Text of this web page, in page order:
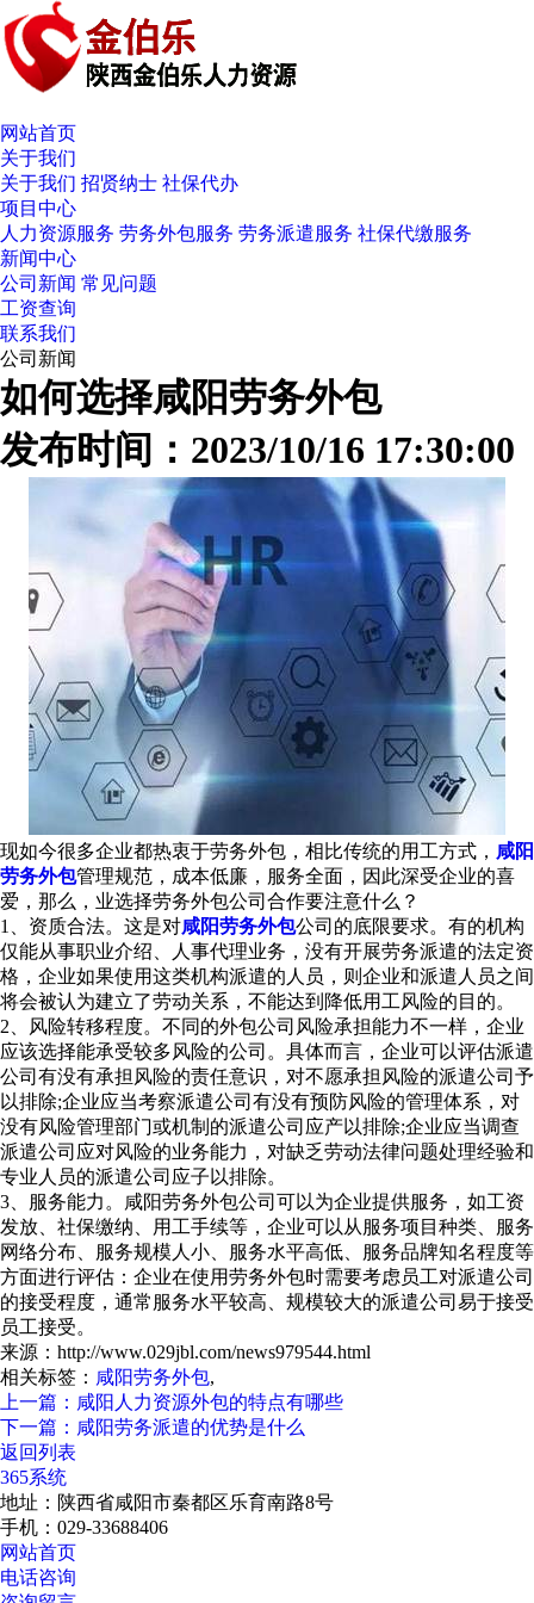
网站首页
关于我们
关于我们 招贤纳士 社保代办
项目中心
人力资源服务 劳务外包服务 劳务派遣服务 社保代缴服务
新闻中心
公司新闻 常见问题
工资查询
联系我们
公司新闻
如何选择咸阳劳务外包
发布时间：2023/10/16 17:30:00
现如今很多企业都热衷于劳务外包，相比传统的用工方式， 咸阳
劳务外包管理规范，成本低廉，服务全面，因此深受企业的喜
爱，那么，业选择劳务外包公司合作要注意什么？
1、资质合法。这是对咸阳劳务外包公司的底限要求。有的机构
仅能从事职业介绍、人事代理业务，没有开展劳务派遣的法定资
格，企业如果使用这类机构派遣的人员，则企业和派遣人员之间
将会被认为建立了劳动关系，不能达到降低用工风险的目的。
2、风险转移程度。不同的外包公司风险承担能力不一样，企业
应该选择能承受较多风险的公司。具体而言，企业可以评估派遣
公司有没有承担风险的责任意识，对不愿承担风险的派遣公司予
以排除;企业应当考察派遣公司有没有预防风险的管理体系，对
没有风险管理部门或机制的派遣公司应产以排除;企业应当调查
派遣公司应对风险的业务能力，对缺乏劳动法律问题处理经验和
专业人员的派遣公司应子以排除。
3、服务能力。咸阳劳务外包公司可以为企业提供服务，如工资
发放、社保缴纳、用工手续等，企业可以从服务项目种类、服务
网络分布、服务规模人小、服务水平高低、服务品牌知名程度等
方面进行评估：企业在使用劳务外包时需要考虑员工对派遣公司
的接受程度，通常服务水平较高、规模较大的派遣公司易于接受
员工接受。
来源：http://www.029jbl.com/news979544.html
相关标签： 咸阳劳务外包,
上一篇：咸阳人力资源外包的特点有哪些
下一篇：咸阳劳务派遣的优势是什么
返回列表
365系统
地址：陕西省咸阳市秦都区乐育南路8号
手机：029-33688406
网站首页
电话咨询